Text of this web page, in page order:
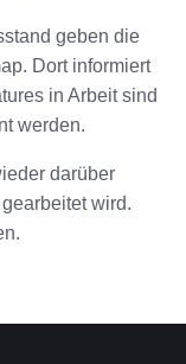
geben die
Dort informiert
in Arbeit sind
werden.
darüber
wird.